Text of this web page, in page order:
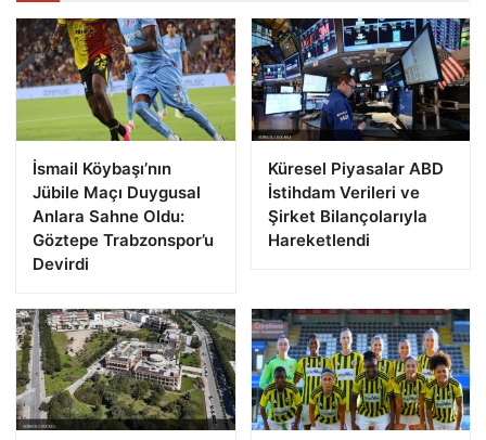
İsmail Köybaşı’nın
Jübile Maçı Duygusal
Anlara Sahne Oldu:
Göztepe Trabzonspor’u
Devirdi
Küresel Piyasalar ABD
İstihdam Verileri ve
Şirket Bilançolarıyla
Hareketlendi